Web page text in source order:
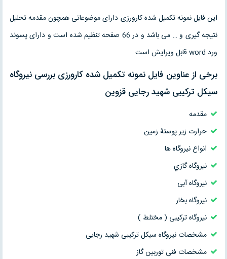
این فایل نمونه تکمیل شده کارورزی دارای موضوعاتی همچون مقدمه تحلیل
نتیجه گیری و … می باشد و در 66 صفحه تنظیم شده است و دارای پسوند
ورد word قابل ویرایش است
برخی از عناوین فایل نمونه تکمیل شده کارورزی بررسی نيروگاه
سيکل ترکيبی شهيد رجايی قزوين
مقدمه
حرارت زير پوستۀ زمين
انواع نيروگاه ها
نيروگاه گازي
نیروگاه آبی
نیروگاه بخار
نیروگاه ترکیبی ( مختلط )
مشخصات نیروگاه سیکل ترکیبی شهید رجایی
مشخصات فنی توربین گاز